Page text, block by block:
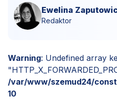
Ewelina
Redaktor
Warning: Undefined array
/var/www/szemud24/
10